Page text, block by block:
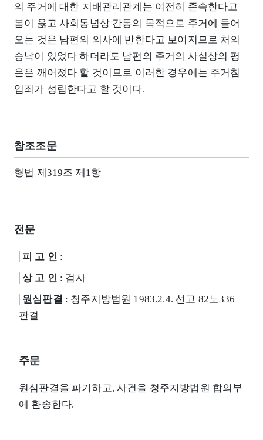
의 주거에 대한 지배관리관계는 여전히 존속한다고
봄이 옳고 사회통념상 간통의 목적으로 주거에 들어
오는 것은 남편의 의사에 반한다고 보여지므로 처의
승낙이 있었다 하더라도 남편의 주거의 사실상의 평
온은 깨어졌다 할 것이므로 이러한 경우에는 주거침
입죄가 성립한다고 할 것이다.
참조조문
형법 제319조 제1항
전문
피 고 인 :
상 고 인 : 검사
원심판결 : 청주지방법원 1983.2.4. 선고 82노336
판결
주문
원심판결을 파기하고, 사건을 청주지방법원 합의부
에 환송한다.